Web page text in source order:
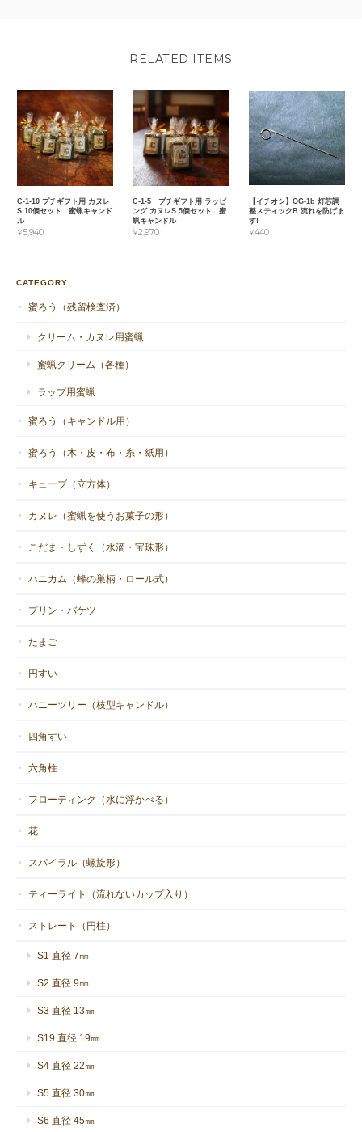
C-1 蜜蝋キャンドル カヌレ S
C-1 蜜蝋キャンドル カヌレ S
C-1 蜜蝋キャンドル カヌレ S
2021/04/24
C-1 蜜蝋キャンドル カヌレ S
本当に大自然のパワーを感じられる、優しい優しい、なんとも心
ね。これを見てるだけでとっても癒されます。もうすっかり虜で
ているだけで癒されます。良い品をありがとうございます。
2021/01/20
た。 たまにアロマキャンドルを使用したことはありましたが、い
らかくて、包み込まれるような暖かさを感じます。カヌレの形も
のをありがとうございます。
RELATED ITEMS
C-1-10 プチギフト用 カヌレ
S 10個セット 蜜蝋キャンド
ル
¥5,940
C-1-5 プチギフト用 ラッピ
ング カヌレS 5個セット 蜜
蝋キャンドル
¥2,970
【イチオシ】OG-1b 灯芯調
整スティックB 流れを防げま
す!
¥440
CATEGORY
蜜ろう（残留検査済）
クリーム・カヌレ用蜜蝋
蜜蝋クリーム（各種）
ラップ用蜜蝋
蜜ろう（キャンドル用）
蜜ろう（木・皮・布・糸・紙用）
キューブ（立方体）
カヌレ（蜜蝋を使うお菓子の形）
こだま・しずく（水滴・宝珠形）
ハニカム（蜂の巣柄・ロール式）
プリン・バケツ
たまご
円すい
ハニーツリー（枝型キャンドル）
四角すい
六角柱
フローティング（水に浮かべる）
花
スパイラル（螺旋形）
ティーライト（流れないカップ入り）
ストレート（円柱）
S1 直径 7㎜
S2 直径 9㎜
S3 直径 13㎜
S19 直径 19㎜
S4 直径 22㎜
S5 直径 30㎜
S6 直径 45㎜